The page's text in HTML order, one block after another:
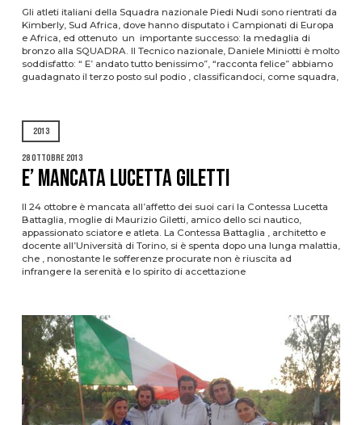
Gli atleti italiani della Squadra nazionale Piedi Nudi sono rientrati da
Kimberly, Sud Africa, dove hanno disputato i Campionati di Europa
e Africa, ed ottenuto un importante successo: la medaglia di
bronzo alla SQUADRA. Il Tecnico nazionale, Daniele Miniotti è molto
soddisfatto: “ E’ andato tutto benissimo”, “racconta felice” abbiamo
guadagnato il terzo posto sul podio , classificandoci, come squadra,
2013
28 Ottobre 2013
E’ MANCATA LUCETTA GILETTI
Il 24 ottobre è mancata all’affetto dei suoi cari la Contessa Lucetta
Battaglia, moglie di Maurizio Giletti, amico dello sci nautico,
appassionato sciatore e atleta. La Contessa Battaglia , architetto e
docente all’Università di Torino, si è spenta dopo una lunga malattia,
che , nonostante le sofferenze procurate non è riuscita ad
infrangere la serenità e lo spirito di accettazione